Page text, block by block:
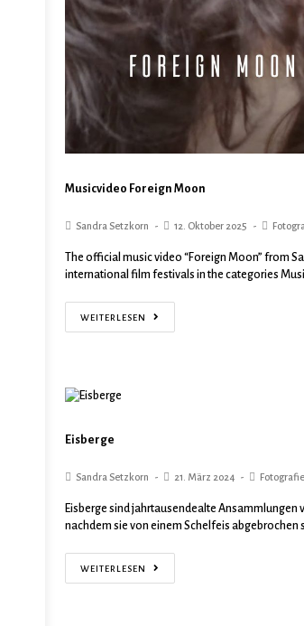
Musicvideo Foreign Moon
Sandra Setzkorn 12. Oktober 2025
The official music video “Foreign Moon” from
international film festivals in the categories
WEITERLESEN
Eisberge
Sandra Setzkorn 21. März 2024 Fotografie
Eisberge sind jahrtausendealte Ansammlungen
nachdem sie von einem Schelfeis abgebrochen
WEITERLESEN